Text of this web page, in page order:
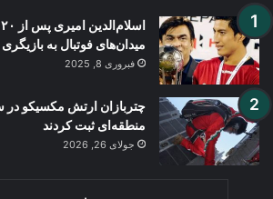
میدان‌های فوتبال به بازیگری
فبروری 8, 2025
چتربازان ارتش مکسیکو در
منطقه‌ای ثبت کردند
جولای 26, 2026